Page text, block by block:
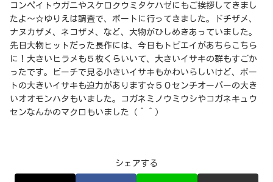
コンペイトウガニやスケロクウミタケハゼにもご挨拶してきまし
たよ～☆ゆりえは調査で、ボートに行ってきました。ドチザメ、
ナヌカザメ、ネコザメ、など、大物がひしめきあっていました。
先日大物ヒットだった長作には、今日もトビエイがあちらこちら
に！大きいヒラメも５枚くらいいて、大きいイサキの群もすごか
ったです。ビーチで見る小さいイサキもかわいらしいけど、ボー
トの大きいイサキも迫力があります☆５０センチオーバーの大き
いオオモンハタもいました。コガネミノウミウシやコガネキュウ
センなんかのマクロもいました（＾＾）
シェアする